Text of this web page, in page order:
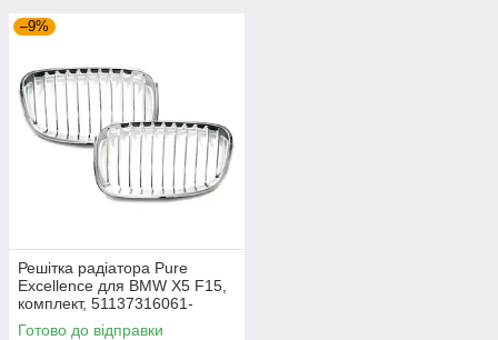
–9%
Решітка радіатора Pure
Excellence для BMW X5 F15,
комплект, 51137316061-
51137316062
Готово до відправки